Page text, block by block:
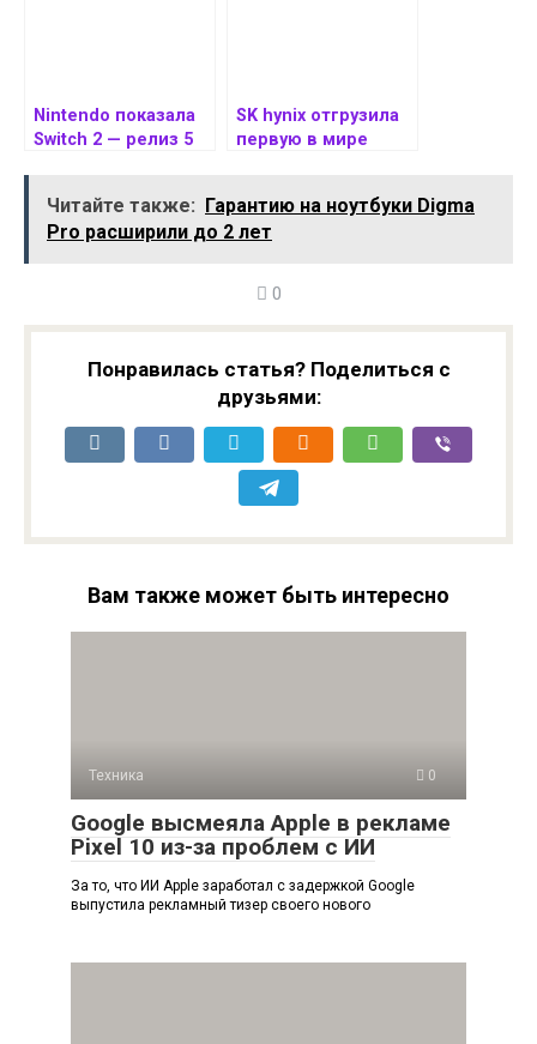
Nintendo показала
Switch 2 — релиз 5
поддержка старых
игр
SK hynix отгрузила
первую в мире
Читайте также: Гарантию на ноутбуки Digma
Pro расширили до 2 лет
0
Понравилась статья? Поделиться с
друзьями:
Вам также может быть интересно
Техника 0
Google высмеяла Apple в рекламе
Pixel 10 из-за проблем с ИИ
За то, что ИИ Apple заработал с задержкой Google
выпустила рекламный тизер своего нового